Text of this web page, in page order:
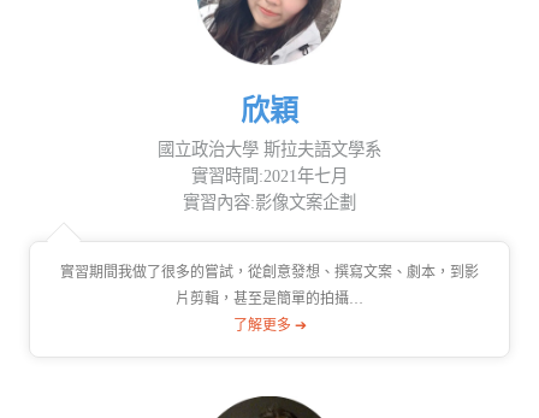
欣穎
國立政治大學 斯拉夫語文學系
實習時間:2021年七月
實習內容:影像文案企劃
實習期間我做了很多的嘗試，從創意發想、撰寫文案、劇本，到影
片剪輯，甚至是簡單的拍攝…
了解更多 ➔